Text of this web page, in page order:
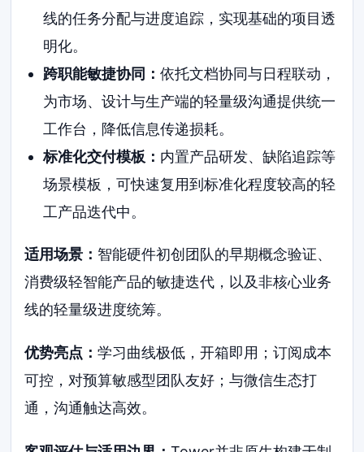
线的任务分配与进度追踪，实现基础的项目透
明化。
跨职能敏捷协同： 依托文档协同与日程联动，
为市场、设计与生产端的轻量级沟通提供统一
工作台，降低信息传递损耗。
标准化交付模板： 内置产品研发、缺陷追踪等
场景模板，可快速复用到标准化程度较高的轻
工产品迭代中。
适用场景： 智能硬件初创团队的早期概念验证、
消费级轻智能产品的敏捷迭代，以及非核心业务
线的轻量级进度统筹。
优势亮点：学习曲线极低，开箱即用；订阅成本
可控，对预算敏感型团队友好；与微信生态打
通，沟通触达高效。